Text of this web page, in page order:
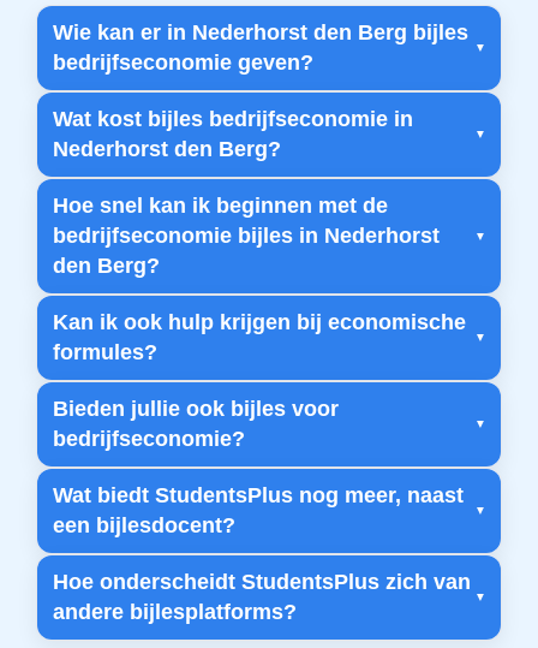
Wie kan er in Nederhorst den Berg bijles
bedrijfseconomie geven?
Wat kost bijles bedrijfseconomie in
Nederhorst den Berg?
Hoe snel kan ik beginnen met de
bedrijfseconomie bijles in Nederhorst
den Berg?
Kan ik ook hulp krijgen bij economische
formules?
Bieden jullie ook bijles voor
bedrijfseconomie?
Wat biedt StudentsPlus nog meer, naast
een bijlesdocent?
Hoe onderscheidt StudentsPlus zich van
andere bijlesplatforms?